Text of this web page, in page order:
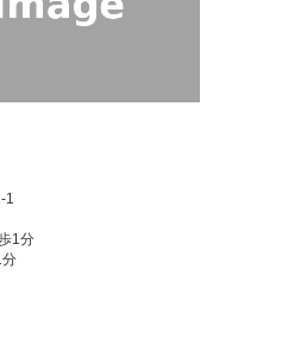
1
1分